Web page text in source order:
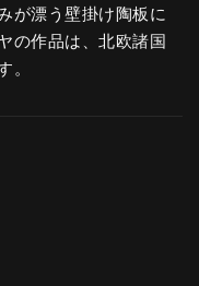
が漂う壁掛け陶板に
の作品は、北欧諸国
。